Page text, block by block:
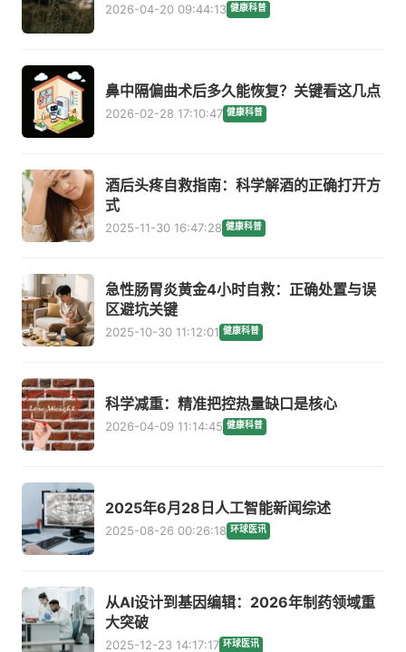
2026-04-20 09:44:13 健康科普
鼻中隔偏曲术后多久能恢复？关键看这几点
2026-02-28 17:10:47 健康科普
酒后头疼自救指南：科学解酒的正确打开方
式
2025-11-30 16:47:28 健康科普
急性肠胃炎黄金4小时自救：正确处置与误
区避坑关键
2025-10-30 11:12:01 健康科普
科学减重：精准把控热量缺口是核心
2026-04-09 11:14:45 健康科普
2025年6月28日人工智能新闻综述
2025-08-26 00:26:18 环球医讯
从AI设计到基因编辑：2026年制药领域重
大突破
2025-12-23 14:17:17 环球医讯